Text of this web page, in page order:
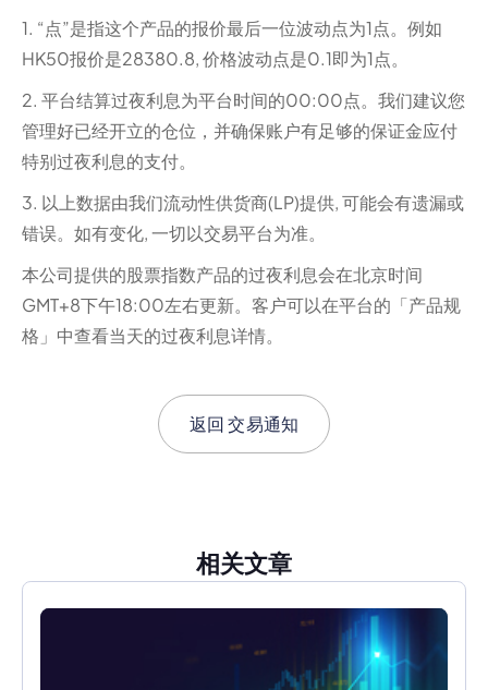
1. “点”是指这个产品的报价最后一位波动点为1点。例如
HK50报价是28380.8, 价格波动点是0.1即为1点。
2. 平台结算过夜利息为平台时间的00:00点。我们建议您
管理好已经开立的仓位，并确保账户有足够的保证金应付
特别过夜利息的支付。
3. 以上数据由我们流动性供货商(LP)提供, 可能会有遗漏或
错误。如有变化, 一切以交易平台为准。
本公司提供的股票指数产品的过夜利息会在北京时间
GMT+8下午18:00左右更新。客户可以在平台的「产品规
格」中查看当天的过夜利息详情。
返回交易通知
相关文章